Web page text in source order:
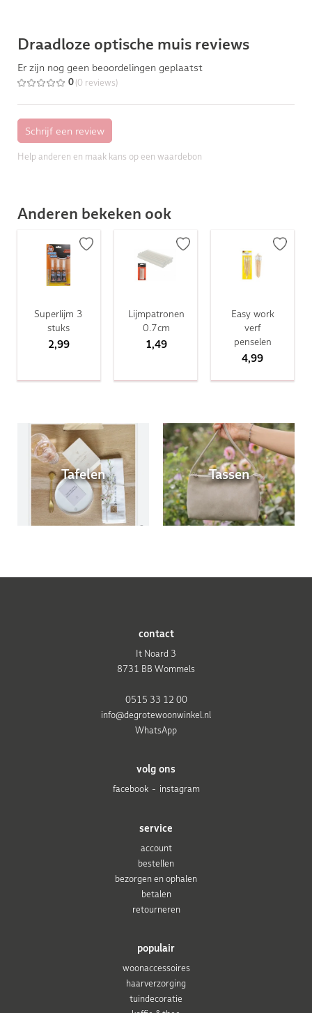
Draadloze optische muis reviews
Er zijn nog geen beoordelingen geplaatst
0 (0 reviews)
Help anderen en maak kans op een waardebon
Anderen bekeken ook
Superlijm 3
stuks
2,99
Lijmpatronen
0.7cm
1,49
Easy work
verf
penselen
4,99
Tafelen Tassen
populair
woonaccessoires
haarverzorging
tuindecoratie
service
account
bestellen
bezorgen en ophalen
betalen
retourneren
volg ons
facebook
instagram
contact
It Noard 3
8731 BB Wommels
0515 33 12 00
info@degrotewoonwinkel.nl
WhatsApp